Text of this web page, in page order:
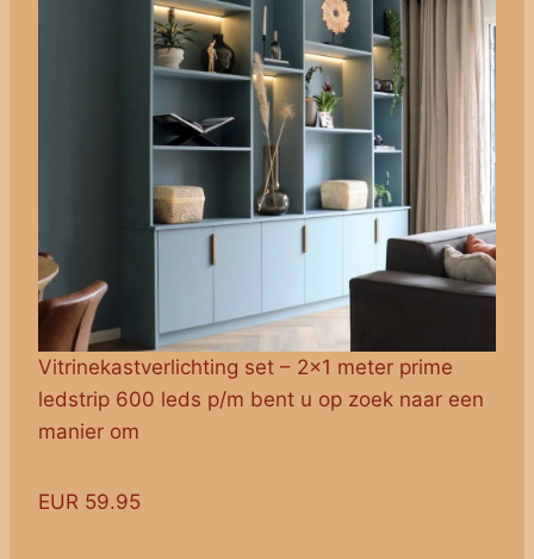
Vitrinekastverlichting set – 2×1 meter prime
ledstrip 600 leds p/m bent u op zoek naar een
manier om
EUR 59.95